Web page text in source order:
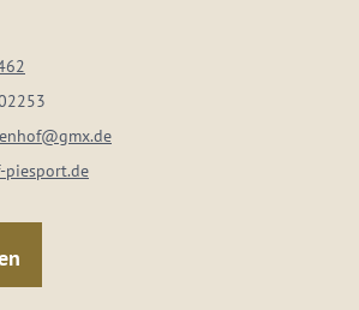
piesport.de